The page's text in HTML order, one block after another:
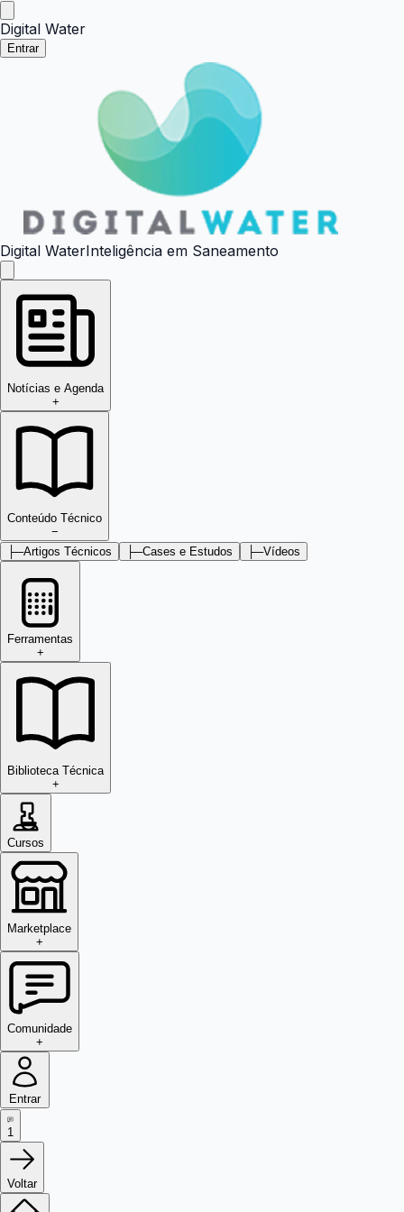
Digital Water
Entrar
Digital WaterInteligência em Saneamento
Notícias e Agenda
+
Conteúdo Técnico
−
├─Artigos Técnicos ├─Cases e Estudos ├─Vídeos
Ferramentas
+
Biblioteca Técnica
+
Cursos
Marketplace
+
Comunidade
+
Entrar
1
Voltar